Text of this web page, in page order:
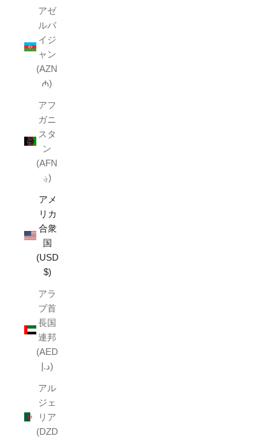
アゼ
ルバ
イジ
ャン
(AZN
₼)
アフ
ガニ
スタ
ン
(AFN
؋)
アメ
リカ
合衆
国
(USD
$)
アラ
ブ首
長国
連邦
(AED
د.إ)
アル
ジェ
リア
(DZD